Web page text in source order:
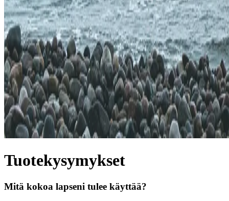
Tuotekysymykset
Mitä kokoa lapseni tulee käyttää?